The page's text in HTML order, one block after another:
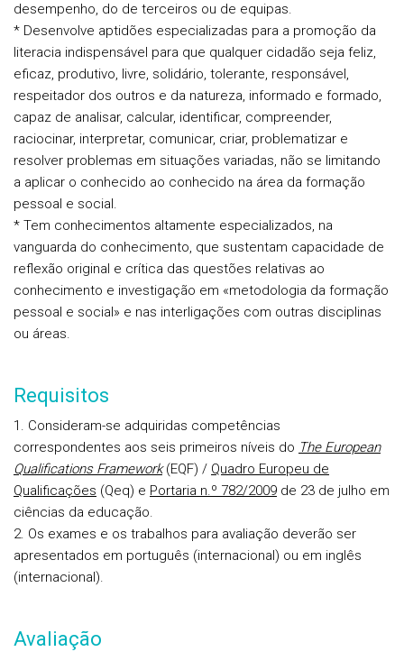
desempenho, do de terceiros ou de equipas.
* Desenvolve aptidões especializadas para a promoção da
literacia indispensável para que qualquer cidadão seja feliz,
eficaz, produtivo, livre, solidário, tolerante, responsável,
respeitador dos outros e da natureza, informado e formado,
capaz de analisar, calcular, identificar, compreender,
raciocinar, interpretar, comunicar, criar, problematizar e
resolver problemas em situações variadas, não se limitando
a aplicar o conhecido ao conhecido na área da formação
pessoal e social.
* Tem conhecimentos altamente especializados, na
vanguarda do conhecimento, que sustentam capacidade de
reflexão original e crítica das questões relativas ao
conhecimento e investigação em «metodologia da formação
pessoal e social» e nas interligações com outras disciplinas
ou áreas.
Requisitos
1. Consideram-se adquiridas competências
correspondentes aos seis primeiros níveis do The European
Qualifications Framework(EQF) / Quadro Europeu de
Qualificações (Qeq) e Portaria n.º 782/2009 de 23 de julho em
ciências da educação.
2. Os exames e os trabalhos para avaliação deverão ser
apresentados em português (internacional) ou em inglês
(internacional).
Avaliação